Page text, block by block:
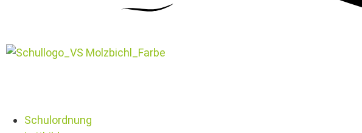
Schulordnung